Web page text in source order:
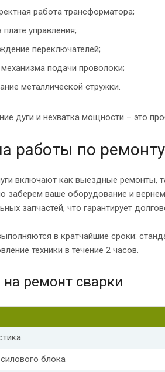
работа трансформатора;
плате управления;
переключателей;
подачи проволоки;
металлической стружки.
дуги и нехватка мощности – это
работы по ремонту
включают как выездные ремонты,
заберем ваше оборудование и
запчастей, что гарантирует
в кратчайшие сроки:
техники в течение 2 часов.
ремонт сварки
блока